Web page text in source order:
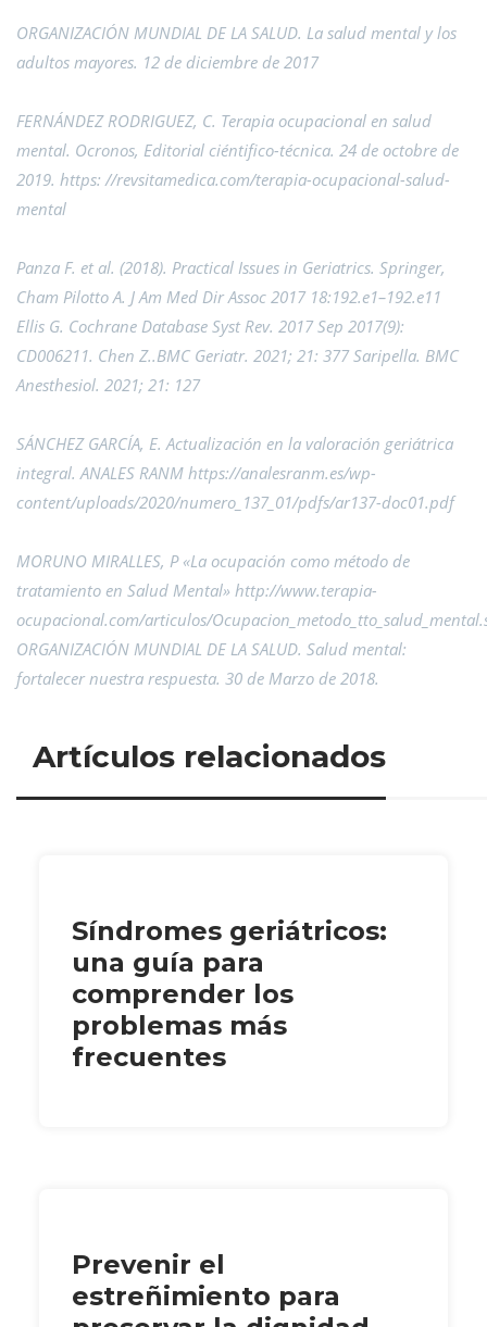
ORGANIZACIÓN MUNDIAL DE LA SALUD. La salud mental y los
adultos mayores. 12 de diciembre de 2017
FERNÁNDEZ RODRIGUEZ, C. Terapia ocupacional en salud
mental. Ocronos, Editorial ciéntifico-técnica. 24 de octobre de
2019. https: //revsitamedica.com/terapia-ocupacional-salud-
mental
Panza F. et al. (2018). Practical Issues in Geriatrics. Springer,
Cham Pilotto A. J Am Med Dir Assoc 2017 18:192.e1–192.e11
Ellis G. Cochrane Database Syst Rev. 2017 Sep 2017(9):
CD006211. Chen Z..BMC Geriatr. 2021; 21: 377 Saripella. BMC
Anesthesiol. 2021; 21: 127
SÁNCHEZ GARCÍA, E. Actualización en la valoración geriátrica
integral. ANALES RANM https://analesranm.es/wp-
content/uploads/2020/numero_137_01/pdfs/ar137-doc01.pdf
MORUNO MIRALLES, P «La ocupación como método de
tratamiento en Salud Mental» http://www.terapia-
ocupacional.com/articulos/
ORGANIZACIÓN MUNDIAL DE LA SALUD. Salud mental:
fortalecer nuestra respuesta. 30 de Marzo de 2018.
Artículos relacionados
Síndromes geriátricos:
una guía para
comprender los
problemas más
frecuentes
Prevenir el
estreñimiento para